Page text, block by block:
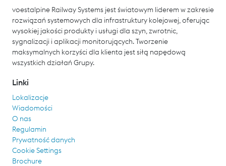
voestalpine Railway Systems jest światowym liderem w zakresie
rozwiązań systemowych dla infrastruktury kolejowej, oferując
wysokiej jakości produkty i usługi dla szyn, zwrotnic,
sygnalizacji i aplikacji monitorujących. Tworzenie
maksymalnych korzyści dla klienta jest siłą napędową
wszystkich działań Grupy.
Linki
Lokalizacje
Wiadomości
O nas
Regulamin
Prywatność danych
Cookie Settings
Brochure